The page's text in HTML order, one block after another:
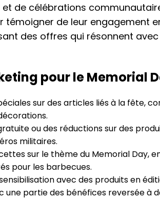
de célébrations
de leur engagement
des offres qui résonnent
pour le Memorial
sur des articles liés à la fête,
ou des réductions sur des
militaires.
sur le thème du Memorial Day,
pour les barbecues.
avec des produits en
une partie des bénéfices reversée à